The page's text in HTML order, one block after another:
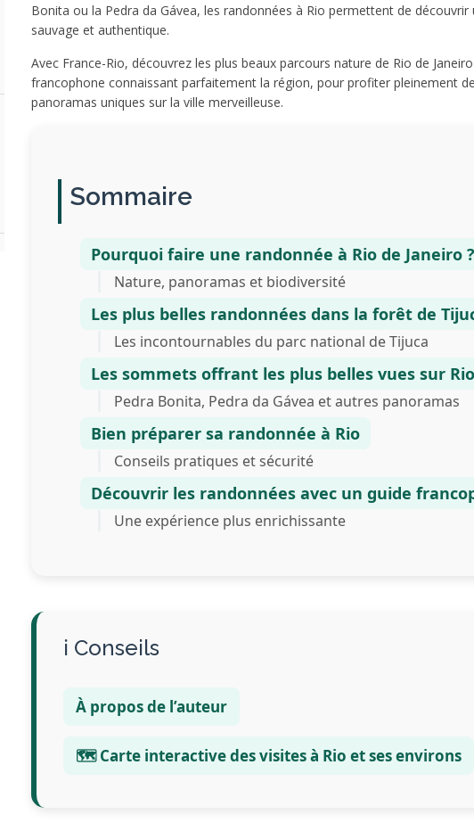
Bonita ou la Pedra da Gávea, les randonnées à Rio permettent de
sauvage et authentique.
Avec France-Rio, découvrez les plus beaux parcours nature de Rio de
francophone connaissant parfaitement la région, pour profiter pleinement
panoramas uniques sur la ville merveilleuse.
Sommaire
Pourquoi faire une randonnée à Rio de Janeiro ?
Nature, panoramas et biodiversité
Les plus belles randonnées dans la forêt de
Les incontournables du parc national de Tijuca
Les sommets offrant les plus belles vues sur Rio
Pedra Bonita, Pedra da Gávea et autres panoramas
Bien préparer sa randonnée à Rio
Conseils pratiques et sécurité
Découvrir les randonnées avec un guide
Une expérience plus enrichissante
Conseils
À propos de l’auteur
🗺️ Carte interactive des visites à Rio et ses environs